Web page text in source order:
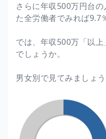
さらに年収500万円台
た全労働者でみれば9.7
では、年収500万「以
でしょうか。
男女別で見てみましょう